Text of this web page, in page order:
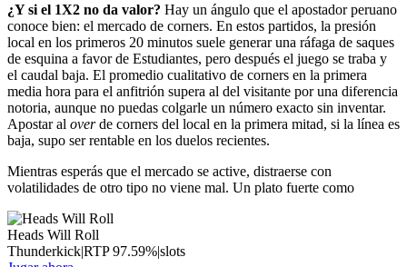
¿Y si el 1X2 no da valor? Hay un ángulo que el apostador peruano
conoce bien: el mercado de corners. En estos partidos, la presión
local en los primeros 20 minutos suele generar una ráfaga de saques
de esquina a favor de Estudiantes, pero después el juego se traba y
el caudal baja. El promedio cualitativo de corners en la primera
media hora para el anfitrión supera al del visitante por una diferencia
notoria, aunque no puedas colgarle un número exacto sin inventar.
Apostar al overde corners del local en la primera mitad, si la línea es
baja, supo ser rentable en los duelos recientes.
Mientras esperás que el mercado se active, distraerse con
volatilidades de otro tipo no viene mal. Un plato fuerte como
Heads Will Roll
Thunderkick|RTP97.59%|slots